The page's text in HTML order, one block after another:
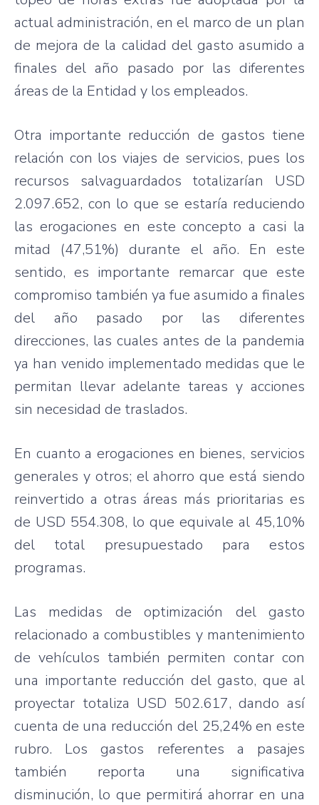
actual administración, en el marco de un plan
de mejora de la calidad del gasto asumido a
finales del año pasado por las diferentes
áreas de la Entidad y los empleados.
Otra importante reducción de gastos tiene
relación con los viajes de servicios, pues los
recursos salvaguardados totalizarían USD
2.097.652, con lo que se estaría reduciendo
las erogaciones en este concepto a casi la
mitad (47,51%) durante el año. En este
sentido, es importante remarcar que este
compromiso también ya fue asumido a finales
del año pasado por las diferentes
direcciones, las cuales antes de la pandemia
ya han venido implementado medidas que le
permitan llevar adelante tareas y acciones
sin necesidad de traslados.
En cuanto a erogaciones en bienes, servicios
generales y otros; el ahorro que está siendo
reinvertido a otras áreas más prioritarias es
de USD 554.308, lo que equivale al 45,10%
del total presupuestado para estos
programas.
Las medidas de optimización del gasto
relacionado a combustibles y mantenimiento
de vehículos también permiten contar con
una importante reducción del gasto, que al
proyectar totaliza USD 502.617, dando así
cuenta de una reducción del 25,24% en este
rubro. Los gastos referentes a pasajes
también reporta una significativa
disminución, lo que permitirá ahorrar en una